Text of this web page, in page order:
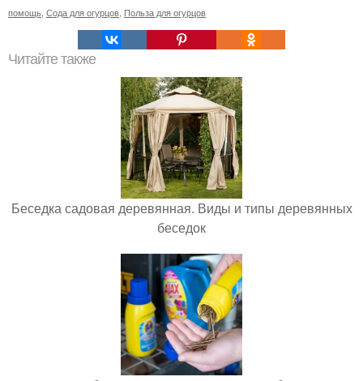
помощь Сода для огурцов Польза для огурцов
Читайте также
Беседка садовая деревянная. Виды и типы деревянных
беседок